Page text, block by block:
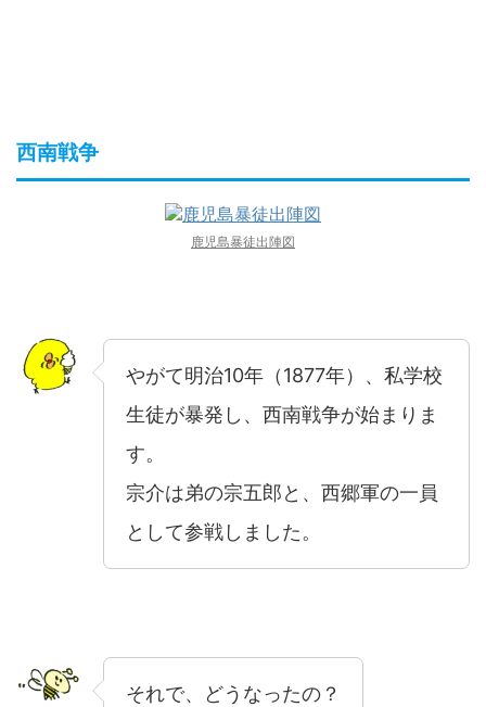
西南戦争
鹿児島暴徒出陣図
やがて明治10年（1877年）、私学校
生徒が暴発し、西南戦争が始まりま
す。
宗介は弟の宗五郎と、西郷軍の一員
として参戦しました。
それで、どうなったの？